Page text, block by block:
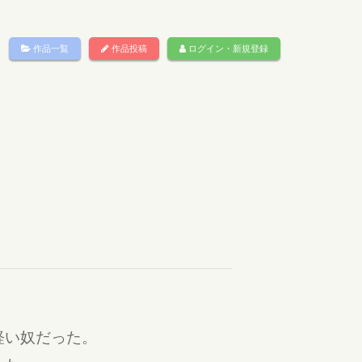
作品一覧 作品投稿 ログイン・新規登録
奴だった。